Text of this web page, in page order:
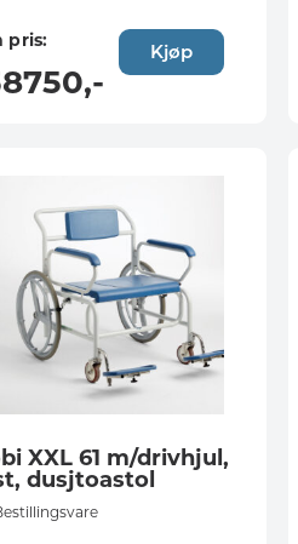
pris:
,-
Kjøp
XXL 61 m/drivhjul,
dusjtoastol